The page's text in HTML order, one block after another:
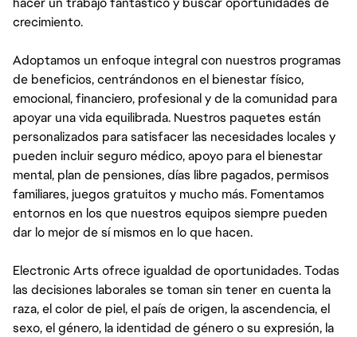
crecimiento.
Adoptamos un enfoque integral con nuestros programas
de beneficios, centrándonos en el bienestar físico,
emocional, financiero, profesional y de la comunidad para
apoyar una vida equilibrada. Nuestros paquetes están
personalizados para satisfacer las necesidades locales y
pueden incluir seguro médico, apoyo para el bienestar
mental, plan de pensiones, días libre pagados, permisos
familiares, juegos gratuitos y mucho más. Fomentamos
entornos en los que nuestros equipos siempre pueden
dar lo mejor de sí mismos en lo que hacen.
Electronic Arts ofrece igualdad de oportunidades. Todas
las decisiones laborales se toman sin tener en cuenta la
raza, el color de piel, el país de origen, la ascendencia, el
sexo, el género, la identidad de género o su expresión, la